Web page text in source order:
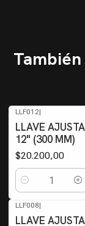
LLF012|
LLAVE
12" (300 MM)
$20.200,00
Cantidad
LLF008|
LLAVE